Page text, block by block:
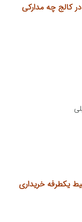
کالج چه مدارکی
یکطرفه خریداری